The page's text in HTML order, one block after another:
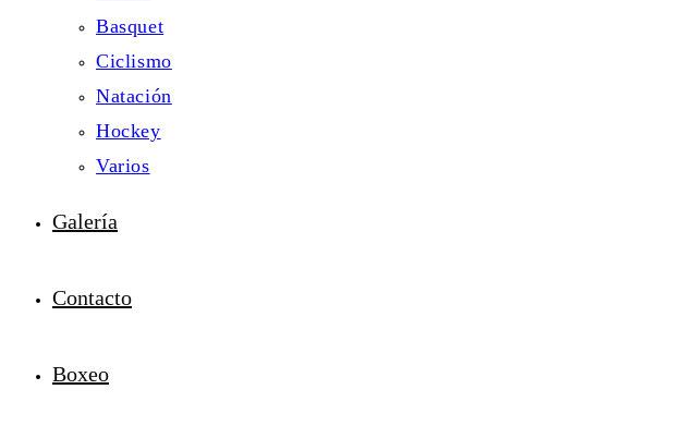
Basquet
Ciclismo
Natación
Hockey
Varios
Galería
Contacto
Boxeo